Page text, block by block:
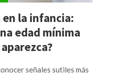
en la infancia:
edad mínima
señales sutiles más